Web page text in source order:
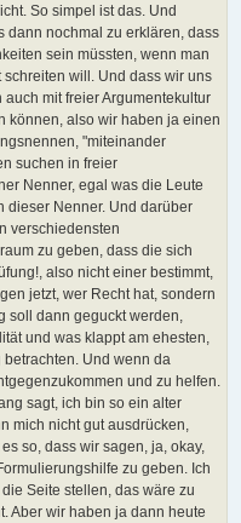
So simpel ist das. Und
dann nochmal zu erklären, dass
sein müssten, wenn man
will. Und dass wir uns
mit freier Argumentekultur
können, also wir haben ja einen
"miteinander
suchen in freier
Nenner, egal was die Leute
dieser Nenner. Und darüber
verschiedensten
zu geben, dass die sich
also nicht einer bestimmt,
jetzt, wer Recht hat, sondern
soll dann geguckt werden,
und was klappt am ehesten,
Und wenn da
und zu helfen.
sagt, ich bin so ein alter
mich nicht gut ausdrücken,
so, dass wir sagen, ja, okay,
zu geben. Ich
Seite stellen, das wäre zu
Aber wir haben ja dann heute